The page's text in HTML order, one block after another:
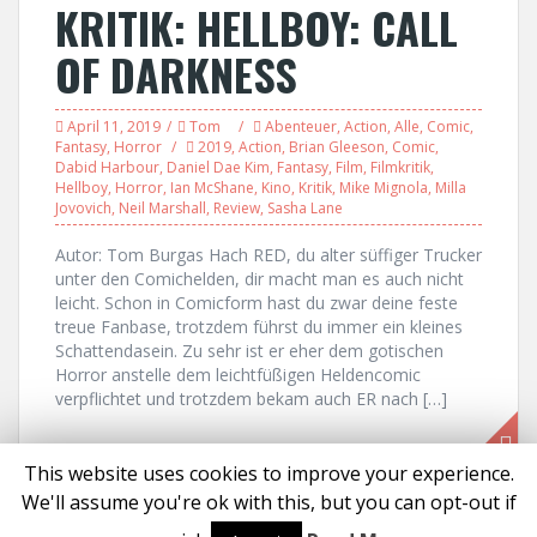
KRITIK: HELLBOY: CALL
OF DARKNESS
April 11, 2019 Tom Abenteuer, Action, Alle, Comic,
Fantasy, Horror 2019, Action, Brian Gleeson, Comic,
Dabid Harbour, Daniel Dae Kim, Fantasy, Film, Filmkritik,
Hellboy, Horror, Ian McShane, Kino, Kritik, Mike Mignola, Milla
Jovovich, Neil Marshall, Review, Sasha Lane
Autor: Tom Burgas Hach RED, du alter süffiger Trucker
unter den Comichelden, dir macht man es auch nicht
leicht. Schon in Comicform hast du zwar deine feste
treue Fanbase, trotzdem führst du immer ein kleines
Schattendasein. Zu sehr ist er eher dem gotischen
Horror anstelle dem leichtfüßigen Heldencomic
verpflichtet und trotzdem bekam auch ER nach […]
Proudly powered by WordPress |Theme: Solon by aThemes
This website uses cookies to improve your experience.
We'll assume you're ok with this, but you can opt-out if